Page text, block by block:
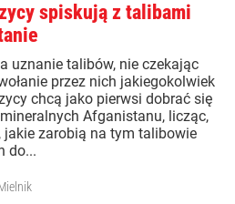
spiskują z talibami
uznanie talibów, nie czekając
przez nich jakiegokolwiek
chcą jako pierwsi dobrać się
Afganistanu, licząc,
jakie zarobią na tym talibowie
do...